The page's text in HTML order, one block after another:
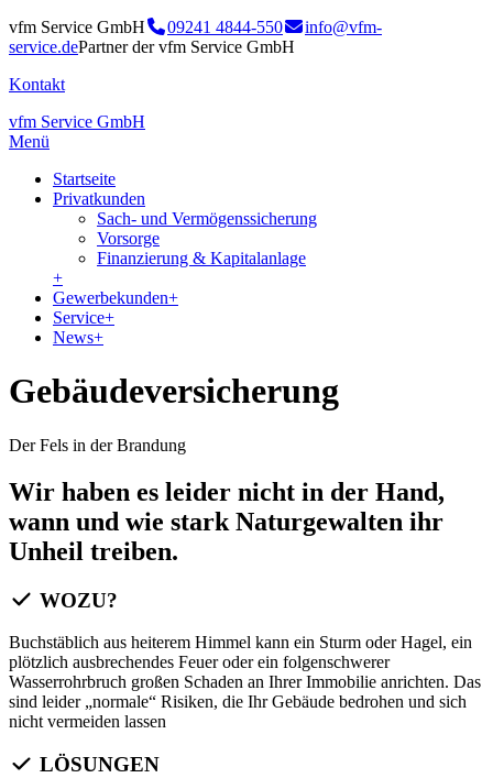
vfm Service GmbH 09241 4844-550
info@vfm-
service.dePartner der vfm Service GmbH
Kontakt
vfm Service GmbH
Menü
Startseite
Privatkunden
Sach- und Vermögenssicherung
Vorsorge
Finanzierung & Kapitalanlage
+
Gewerbekunden+
Service+
News+
Gebäudeversicherung
Der Fels in der Brandung
Wir haben es leider nicht in der Hand,
wann und wie stark Naturgewalten ihr
Unheil treiben.
WOZU?
Buchstäblich aus heiterem Himmel kann ein Sturm oder Hagel, ein
plötzlich ausbrechendes Feuer oder ein folgenschwerer
Wasserrohrbruch großen Schaden an Ihrer Immobilie anrichten. Das
sind leider „normale“ Risiken, die Ihr Gebäude bedrohen und sich
nicht vermeiden lassen
LÖSUNGEN